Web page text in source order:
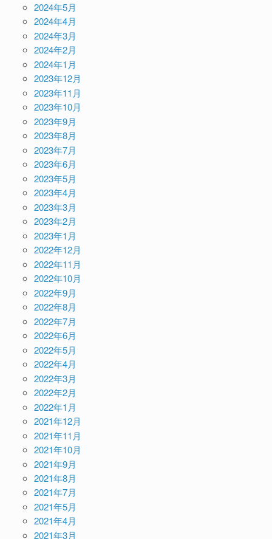
2024年5月
2024年4月
2024年3月
2024年2月
2024年1月
2023年12月
2023年11月
2023年10月
2023年9月
2023年8月
2023年7月
2023年6月
2023年5月
2023年4月
2023年3月
2023年2月
2023年1月
2022年12月
2022年11月
2022年10月
2022年9月
2022年8月
2022年7月
2022年6月
2022年5月
2022年4月
2022年3月
2022年2月
2022年1月
2021年12月
2021年11月
2021年10月
2021年9月
2021年8月
2021年7月
2021年5月
2021年4月
2021年3月